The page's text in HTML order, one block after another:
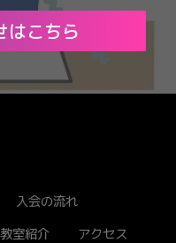
はこちら
入会の流れ
教室紹介 アクセス